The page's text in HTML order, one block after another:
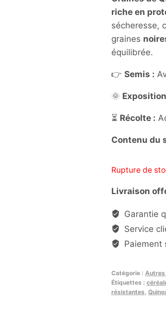
riche en
sécheresse,
graines
équilibrée.
👉 Semis :
🌞
⏳ Récolte :
Contenu du
Rupture de
Livraison
Garantie
Service
Paiement
Catégorie : Autres
Étiquettes :
résistantes